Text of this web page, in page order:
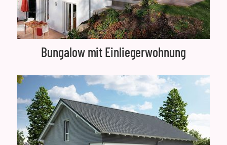
Bungalow mit Einliegerwohnung